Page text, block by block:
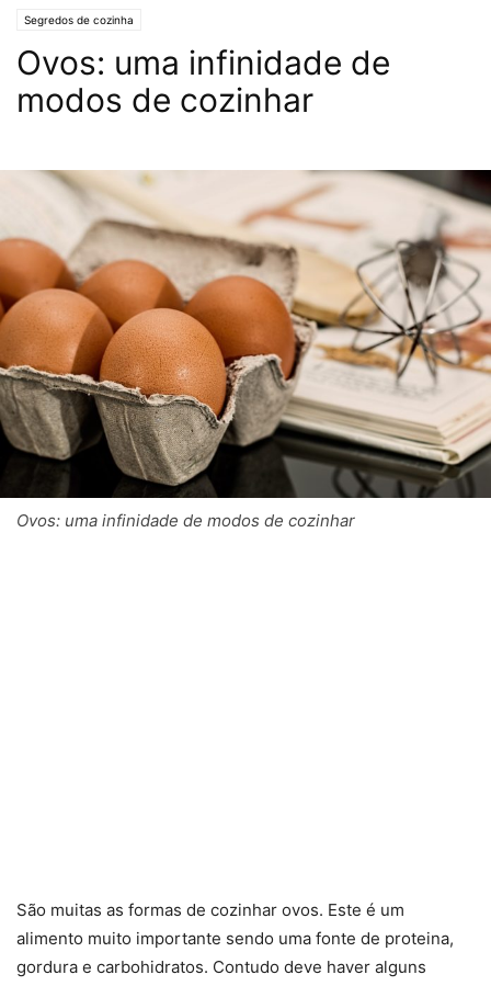
Segredos de cozinha
Ovos: uma infinidade de
modos de cozinhar
Ovos: uma infinidade de modos de cozinhar
São muitas as formas de cozinhar ovos. Este é um
alimento muito importante sendo uma fonte de proteina,
gordura e carbohidratos. Contudo deve haver alguns